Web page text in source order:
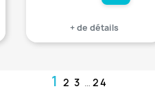
+ de détails
1 2 3 … 24